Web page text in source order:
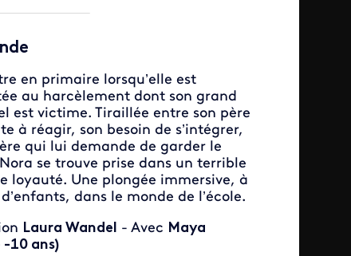
en primaire lorsqu’elle est
au harcèlement dont son grand
est victime. Tiraillée entre son père
à réagir, son besoin de s’intégrer,
qui lui demande de garder le
se trouve prise dans un terrible
loyauté. Une plongée immersive, à
dans le monde de l’école.
Laura Wandel - Avec Maya
10 ans)